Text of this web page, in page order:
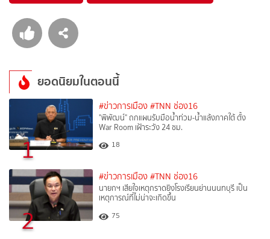
ยอดนิยมในตอนนี้
1
#ข่าวการเมือง #TNN ช่อง16
"พิพัฒน์" ถกแผนรับมือน้ำท่วม-น้ำแล้งภาคใต้ ตั้ง
War Room เฝ้าระวัง 24 ชม.
18
2
#ข่าวการเมือง #TNN ช่อง16
นายกฯ เสียใจเหตุกราดยิงโรงเรียนย่านนนทบุรี เป็น
เหตุการณ์ที่ไม่น่าจะเกิดขึ้น
75